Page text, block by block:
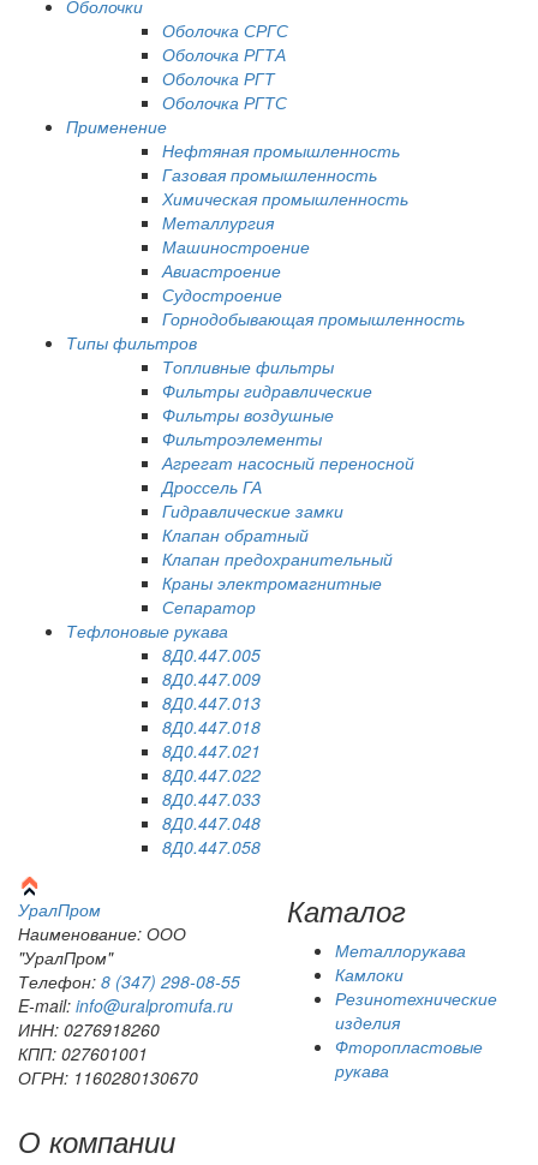
Оболочки
Оболочка СРГС
Оболочка РГТА
Оболочка РГТ
Оболочка РГТС
Применение
Нефтяная промышленность
Газовая промышленность
Химическая промышленность
Металлургия
Машиностроение
Авиастроение
Судостроение
Горнодобывающая промышленность
Типы фильтров
Топливные фильтры
Фильтры гидравлические
Фильтры воздушные
Фильтроэлементы
Агрегат насосный переносной
Дроссель ГА
Гидравлические замки
Клапан обратный
Клапан предохранительный
Краны электромагнитные
Сепаратор
Тефлоновые рукава
8Д0.447.005
8Д0.447.009
8Д0.447.013
8Д0.447.018
8Д0.447.021
8Д0.447.022
8Д0.447.033
8Д0.447.048
8Д0.447.058
УралПром
Наименование: ООО
"УралПром"
Телефон: 8 (347) 298‑08‑55
E-mail: info@uralpromufa.ru
ИНН: 0276918260
КПП: 027601001
ОГРН: 1160280130670
Каталог
Металлорукава
Камлоки
Резинотехнические
изделия
Фторопластовые
рукава
О компании